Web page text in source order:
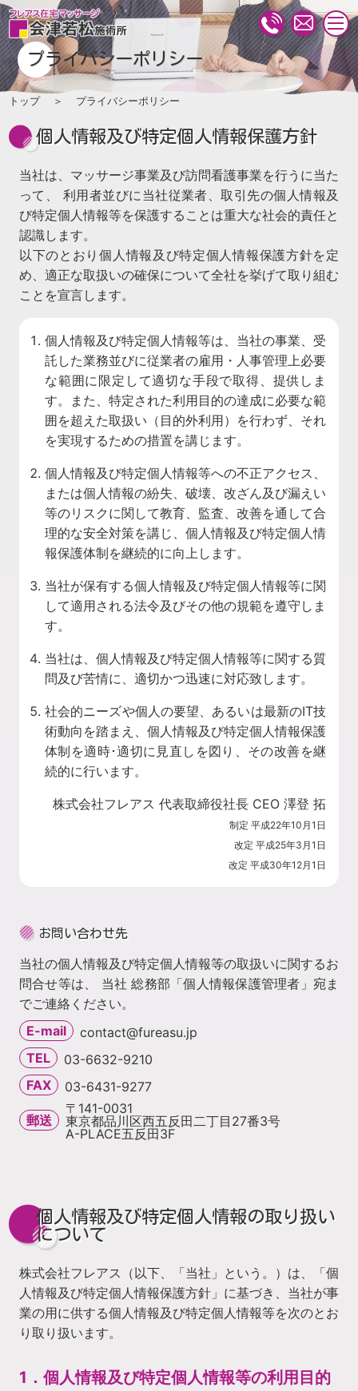
プライバシーポリシー
トップ プライバシーポリシー
個人情報及び特定個人情報保護方針
当社は、マッサージ事業及び訪問看護事業を行うに当た
って、 利用者並びに当社従業者、取引先の個人情報及
び特定個人情報等を保護することは重大な社会的責任と
認識します。
以下のとおり個人情報及び特定個人情報保護方針を定
め、適正な取扱いの確保について全社を挙げて取り組む
ことを宣言します。
個人情報及び特定個人情報等は、当社の事業、受
託した業務並びに従業者の雇用・人事管理上必要
な範囲に限定して適切な手段で取得、提供しま
す。また、特定された利用目的の達成に必要な範
囲を超えた取扱い（目的外利用）を行わず、それ
を実現するための措置を講じます。
個人情報及び特定個人情報等への不正アクセス、
または個人情報の紛失、破壊、改ざん及び漏えい
等のリスクに関して教育、監査、改善を通して合
理的な安全対策を講じ、個人情報及び特定個人情
報保護体制を継続的に向上します。
当社が保有する個人情報及び特定個人情報等に関
して適用される法令及びその他の規範を遵守しま
す。
当社は、個人情報及び特定個人情報等に関する質
問及び苦情に、適切かつ迅速に対応致します。
社会的ニーズや個人の要望、あるいは最新のIT技
術動向を踏まえ、個人情報及び特定個人情報保護
体制を適時･適切に見直しを図り、その改善を継
続的に行います。
株式会社フレアス 代表取締役社長 CEO 澤登 拓
制定 平成22年10月1日
改定 平成25年3月1日
改定 平成30年12月1日
お問い合わせ先
当社の個人情報及び特定個人情報等の取扱いに関するお
問合せ等は、 当社 総務部「個人情報保護管理者」宛ま
でご連絡ください。
E-mail
contact@fureasu.jp
TEL
03-6632-9210
FAX
03-6431-9277
郵送
〒141-0031
東京都品川区西五反田二丁目27番3号
A-PLACE五反田3F
個人情報及び特定個人情報の取り扱い
について
株式会社フレアス（以下、「当社」という。）は、「個
人情報及び特定個人情報保護方針」に基づき、当社が事
業の用に供する個人情報及び特定個人情報等を次のとお
り取り扱います。
1．個人情報及び特定個人情報等の利用目的